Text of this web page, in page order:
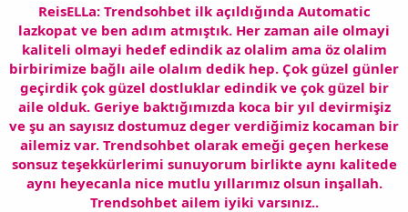
ReisELLa: Trendsohbet ilk açıldığında Automatic
lazkopat ve ben adım atmıştık. Her zaman aile olmayi
kaliteli olmayi hedef edindik az olalim ama öz olalim
birbirimize bağlı aile olalım dedik hep. Çok güzel günler
geçirdik çok güzel dostluklar edindik ve çok güzel bir
aile olduk. Geriye baktığımızda koca bir yıl devirmişiz
ve şu an sayısız dostumuz deger verdiğimiz kocaman bir
ailemiz var. Trendsohbet olarak emeği geçen herkese
sonsuz teşekkürlerimi sunuyorum birlikte aynı kalitede
aynı heyecanla nice mutlu yıllarımız olsun inşallah.
Trendsohbet ailem iyiki varsınız..